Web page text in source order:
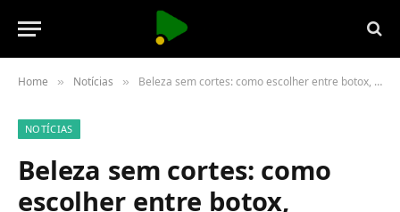
Home » Notícias » Beleza sem cortes: como escolher entre botox, preenchimentos e outras soluções estéticas não invasivas
NOTÍCIAS
Beleza sem cortes: como
escolher entre botox,